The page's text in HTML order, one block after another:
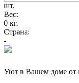
шт.
Вес:
0 кг.
Страна:
-
Уют в Вашем доме от